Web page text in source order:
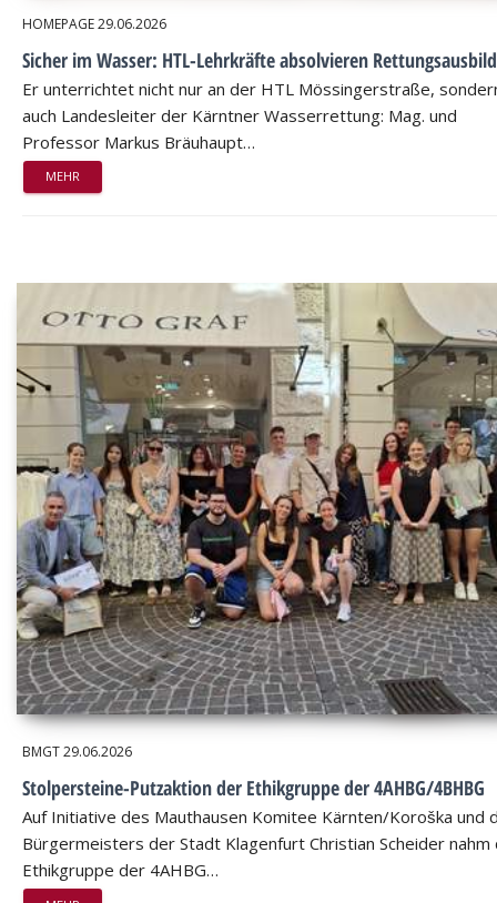
HOMEPAGE29.06.2026
Sicher im Wasser: HTL-Lehrkräfte absolvieren
Er unterrichtet nicht nur an der HTL Mössingerstraße,
auch Landesleiter der Kärntner Wasserrettung: Mag. und
Professor Markus Bräuhaupt…
MEHR
BMGT29.06.2026
Stolpersteine-Putzaktion der Ethikgruppe der 4AHBG/4BHBG
Auf Initiative des Mauthausen Komitee Kärnten/Koroška und
Bürgermeisters der Stadt Klagenfurt Christian Scheider nahm
Ethikgruppe der 4AHBG…